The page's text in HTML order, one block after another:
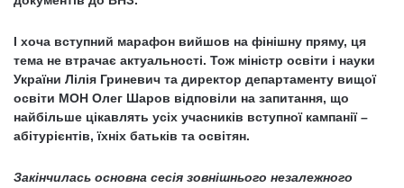
І хоча вступний марафон вийшов на фінішну пряму, ця
тема не втрачає актуальності. Тож міністр освіти і науки
України Лілія Гриневич та директор департаменту вищої
освіти МОН Олег Шаров відповіли на запитання, що
найбільше цікавлять усіх учасників вступної кампанії –
абітурієнтів, їхніх батьків та освітян.
Закінчилась основна сесія зовнішнього незалежного